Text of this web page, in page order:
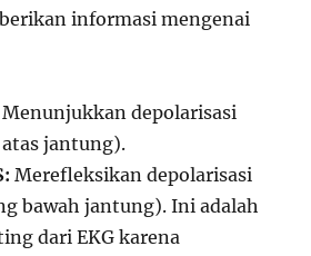
informasi mengenai
Menunjukkan depolarisasi
jantung).
Merefleksikan depolarisasi
bawah jantung). Ini adalah
dari EKG karena